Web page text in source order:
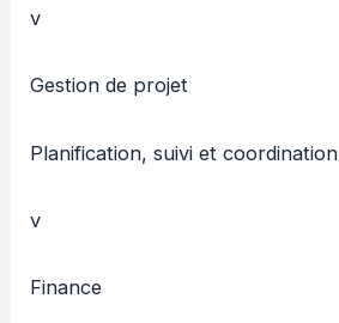
v
Gestion de projet
Planification, suivi et coordination
v
Finance